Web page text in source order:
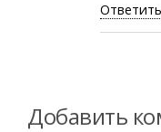
Ответить
Добавить